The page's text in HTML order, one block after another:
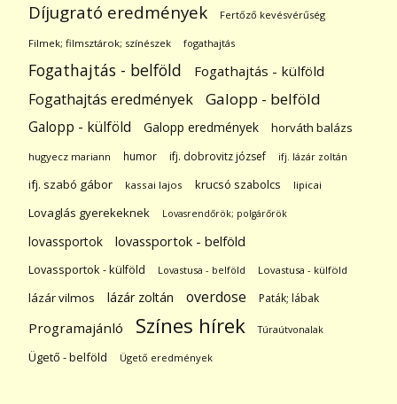
Díjugrató eredmények Fertőző kevésvérűség
Filmek; filmsztárok; színészek fogathajtás
Fogathajtás - belföld Fogathajtás - külföld
Fogathajtás eredmények Galopp - belföld
Galopp - külföld Galopp eredmények horváth balázs
hugyecz mariann humor ifj. dobrovitz józsef ifj. lázár zoltán
ifj. szabó gábor kassai lajos krucsó szabolcs lipicai
Lovaglás gyerekeknek Lovasrendőrök; polgárőrök
lovassportok lovassportok - belföld
Lovassportok - külföld Lovastusa - belföld Lovastusa - külföld
lázár vilmos lázár zoltán overdose Paták; lábak
Programajánló Színes hírek Túraútvonalak
Ügető - belföld Ügető eredmények